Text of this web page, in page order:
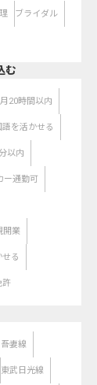
ブライダル
む
20時間以内
語を活かせる
以内
ー通勤可
開業
る
許
吾妻線
東武日光線